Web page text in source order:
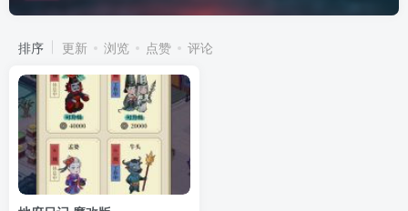
排序 更新 浏览 点赞 评论